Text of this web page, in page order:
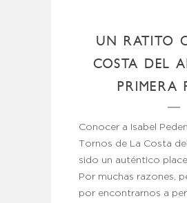
UN RATITO
COSTA DEL
PRIMERA
Conocer a Isabel
Tornos de La Costa
sido un auténtico
Por muchas razones,
por encontrarnos a